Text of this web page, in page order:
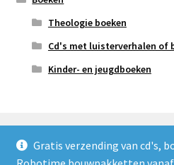
Gratis verzending van cd's,
Theologie boeken
Cd's met luisterverhalen of
Kinder- en jeugdboeken